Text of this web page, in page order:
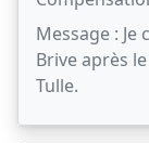
Message : Je
Brive après
Tulle.